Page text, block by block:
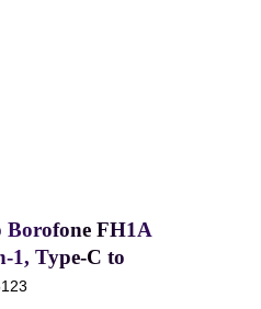
Borofone FH1A
1, Type-C to